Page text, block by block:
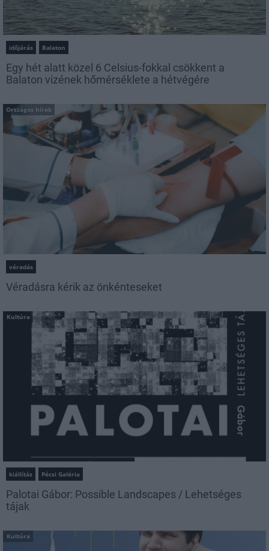
időjárás Balaton
Egy hét alatt közel 6 Celsius-fokkal csökkent a
Balaton vizének hőmérséklete a hétvégére
Országos hírek
véradás
Véradásra kérik az önkénteseket
Kultúra
kiállítás Pécsi Galéria
Palotai Gábor: Possible Landscapes / Lehetséges
tájak
Kultúra